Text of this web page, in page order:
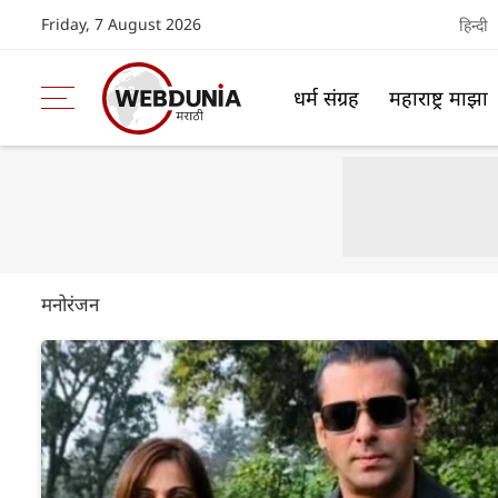
Friday, 7 August 2026 हिन्दी
धर्म संग्रह महाराष्ट्र माझा
मनोरंजन